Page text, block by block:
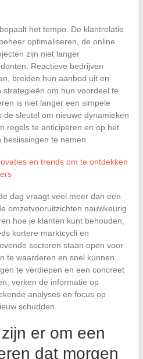
het tempo. De klantrelatie
optimaliseren, de online
zijn niet langer
Reactieve bedrijven
breiden hun aanbod uit en
om hun voordeel te
is niet langer een simpele
sleutel om nieuwe dynamieken
regels te anticiperen en op het
te nemen.
en trends om te ontdekken
dag vraagt veel meer dan een
omzetvooruitzichten nauwkeurig
hoe je klanten kunt behouden,
kortere marktcycli en
sectoren staan open voor
te waarderen en snel kunnen
te verdiepen en een concreet
verken de informatie op
analyses en focus op
schudden.
er om een
dat morgen